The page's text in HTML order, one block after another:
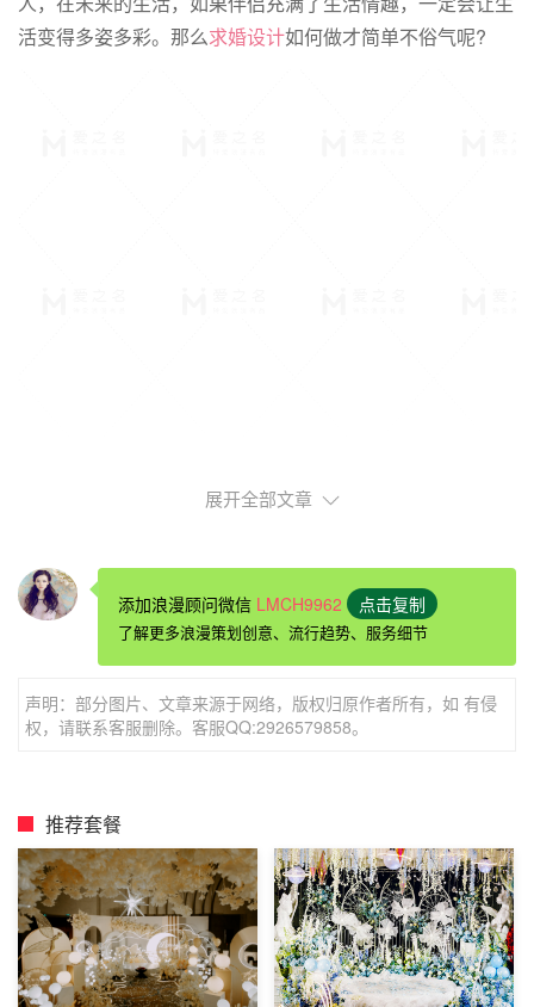
活变得多姿多彩。那么求婚设计如何做才简单不俗气呢?
流星雨这个东西人们一看到它就一定会实现美好的愿
望，很多人都想要能够看到一场流星雨，当然你为她准备的
这场流星雨不一定是要天时地利人和的那一场流星雨，你可
室内空间的天花板上能够有一个大的屏幕，在如此美丽画面
的烘托下，你在她面前单膝而跪，此时的她除了感动的答应
展开全部文章
添加浪漫顾问微信 LMCH9962 点击复制
了解更多浪漫策划创意、流行趋势、服务细节
声明：部分图片、文章来源于网络，版权归原作者所有，如 有侵
权，请联系客服删除。客服QQ:2926579858。
推荐套餐